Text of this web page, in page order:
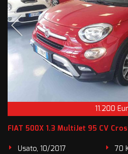
11.200
FIAT 500X 1.3 MultiJet 95 CV
Usato, 10/2017
70